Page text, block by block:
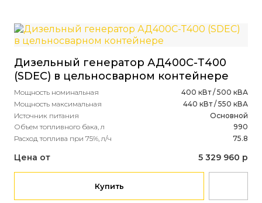
Дизельный генератор АД400С-Т400
(SDEC) в цельносварном контейнере
Мощность номинальная
400 кВт / 500 кВА
Мощность максимальная
440 кВт / 550 кВА
Источник питания
Основной
Объем топливного бака, л
990
Расход топлива при 75%, л/ч
75.8
Цена от 5 329 960 р
Купить